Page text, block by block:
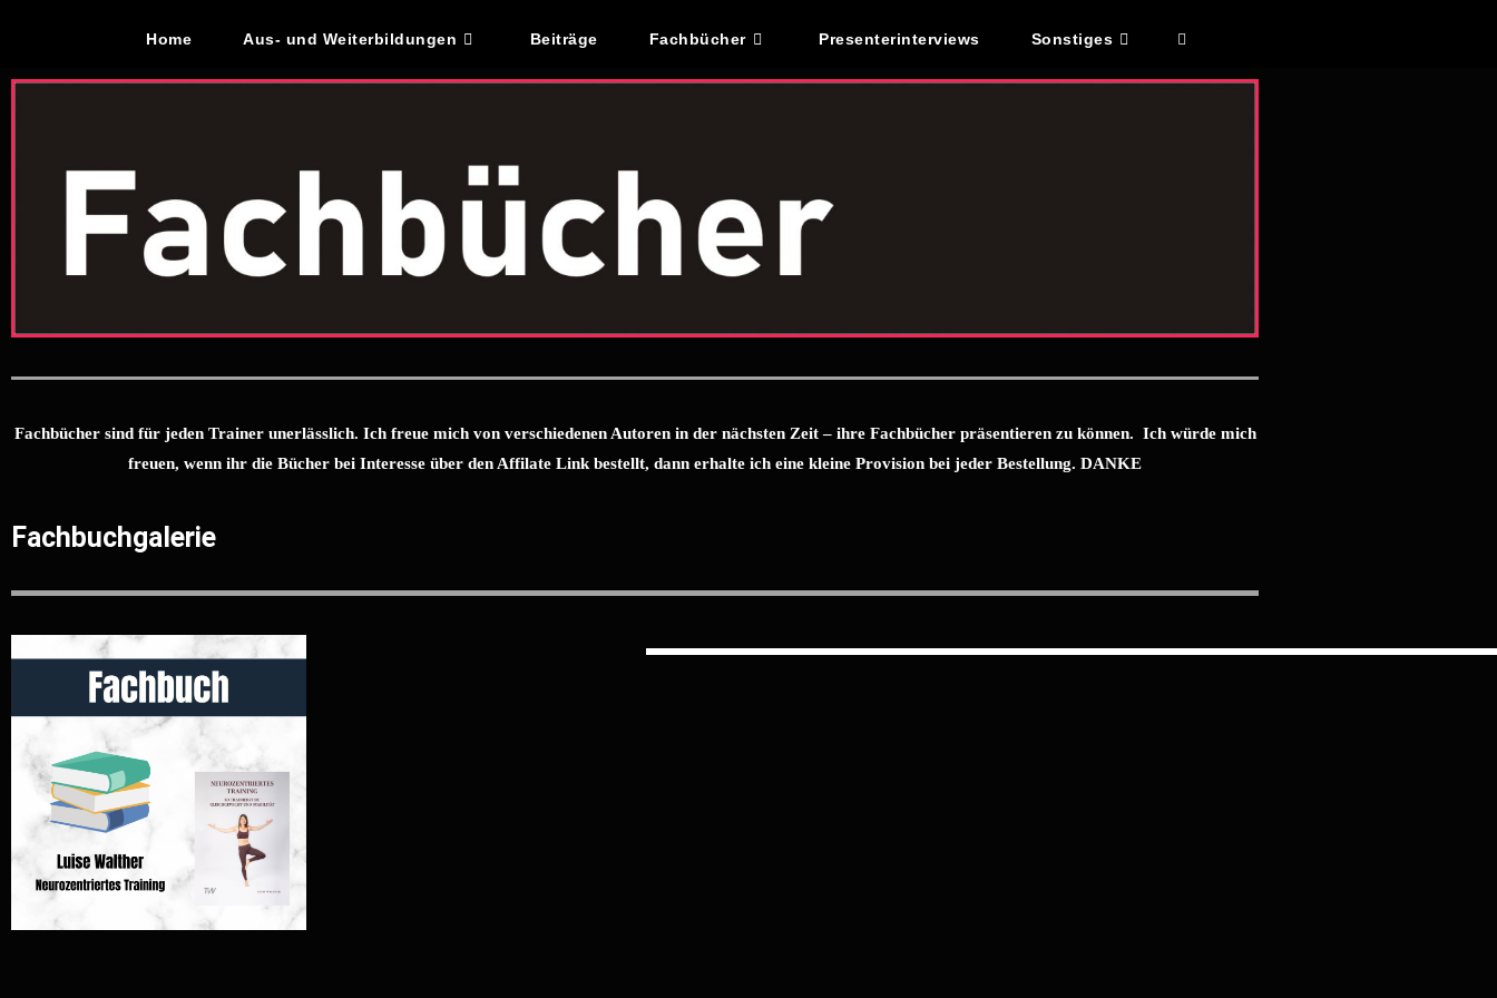
Home Aus- und Weiterbildungen Beiträge Fachbücher Presenterinterviews Sonstiges
Fachbücher sind für jeden Trainer unerlässlich. Ich freue mich von verschiedenen Autoren in der nächsten Zeit – ihre Fachbücher präsentieren zu können. Ich würde mich
freuen, wenn ihr die Bücher bei Interesse über den Affilate Link bestellt, dann erhalte ich eine kleine Provision bei jeder Bestellung. DANKE
Fachbuchgalerie